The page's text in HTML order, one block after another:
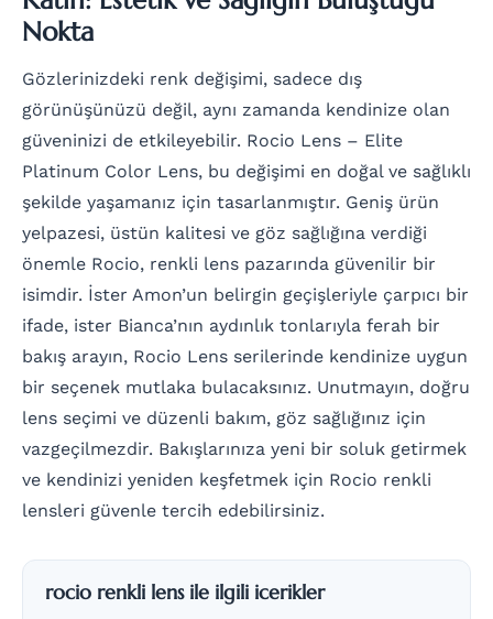
Nokta
Gözlerinizdeki renk değişimi, sadece dış
görünüşünüzü değil, aynı zamanda kendinize olan
güveninizi de etkileyebilir. Rocio Lens – Elite
Platinum Color Lens, bu değişimi en doğal ve sağlıklı
şekilde yaşamanız için tasarlanmıştır. Geniş ürün
yelpazesi, üstün kalitesi ve göz sağlığına verdiği
önemle Rocio, renkli lens pazarında güvenilir bir
isimdir. İster Amon’un belirgin geçişleriyle çarpıcı bir
ifade, ister Bianca’nın aydınlık tonlarıyla ferah bir
bakış arayın, Rocio Lens serilerinde kendinize uygun
bir seçenek mutlaka bulacaksınız. Unutmayın, doğru
lens seçimi ve düzenli bakım, göz sağlığınız için
vazgeçilmezdir. Bakışlarınıza yeni bir soluk getirmek
ve kendinizi yeniden keşfetmek için Rocio renkli
lensleri güvenle tercih edebilirsiniz.
rocio renkli lens ile ilgili icerikler